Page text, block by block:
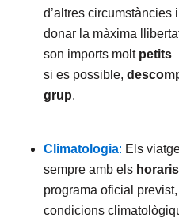
d’altres circumstàncies
donar la màxima
son imports molt petits
si es possible,
grup.
Climatologia: Els
sempre amb els
programa oficial
condicions